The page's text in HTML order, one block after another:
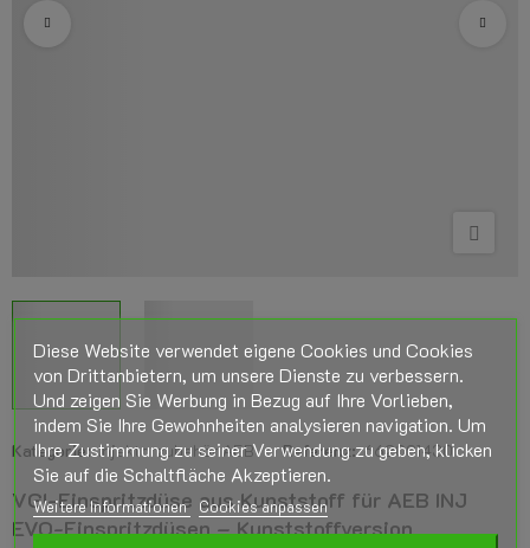
Kategorie: Injektorzubehör AEB Referenz: 662001430
VGI-Einspritzdüse aus Kunststoff für AEB INJ
EVO-Einspritzdüsen – Kunststoffversion
Diese Website verwendet eigene Cookies und Cookies
von Drittanbietern, um unsere Dienste zu verbessern.
Und zeigen Sie Werbung in Bezug auf Ihre Vorlieben,
indem Sie Ihre Gewohnheiten analysieren navigation. Um
Ihre Zustimmung zu seiner Verwendung zu geben, klicken
Sie auf die Schaltfläche Akzeptieren.
Weitere Informationen Cookies anpassen